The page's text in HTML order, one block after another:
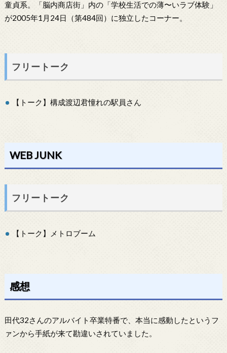
童貞系。「脳内商店街」内の「学校生活での薄〜いラブ体験」
が2005年1月24日（第484回）に独立したコーナー。
フリートーク
【トーク】構成渡辺君憧れの駅員さん
WEB JUNK
フリートーク
【トーク】メトロブーム
感想
田代32さんのアルバイト卒業特番で、本当に感動したというフ
ァンから手紙が来て勘違いされていました。